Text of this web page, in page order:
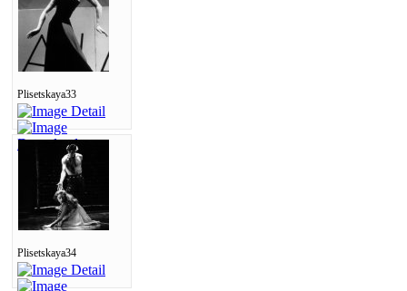
Plisetskaya33
Plisetskaya34